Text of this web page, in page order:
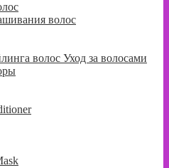
волос
волос Уход за волосами